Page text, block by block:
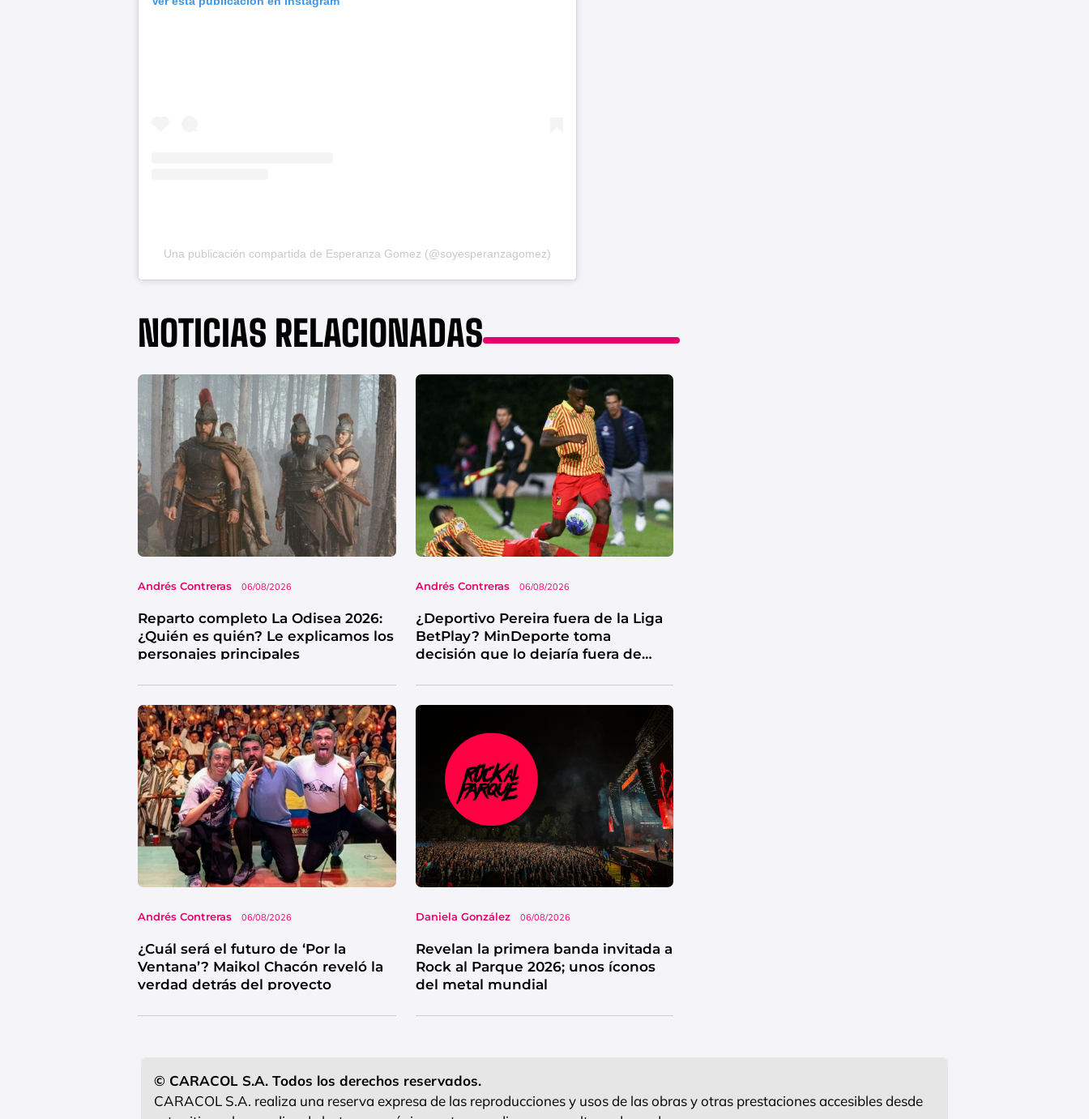
Una publicación compartida de Esperanza Gomez (@soyesperanzagomez)
NOTICIAS RELACIONADAS
Andrés Contreras 06/08/2026
Reparto completo La Odisea 2026:
¿Quién es quién? Le explicamos los
personajes principales
Andrés Contreras 06/08/2026
¿Deportivo Pereira fuera de la Liga
BetPlay? MinDeporte toma
decisión que lo dejaría fuera de
Andrés Contreras 06/08/2026
¿Cuál será el futuro de ‘Por la
Ventana’? Maikol Chacón reveló la
verdad detrás del proyecto
Daniela González 06/08/2026
Revelan la primera banda invitada a
Rock al Parque 2026; unos íconos
del metal mundial
© CARACOL S.A. Todos los derechos reservados.
CARACOL S.A. realiza una reserva expresa de las reproducciones y usos de las obras y otras prestaciones accesibles desde